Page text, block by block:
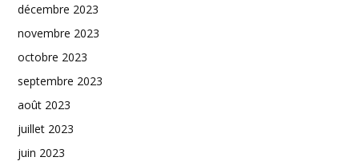
décembre 2023
novembre 2023
octobre 2023
septembre 2023
août 2023
juillet 2023
juin 2023